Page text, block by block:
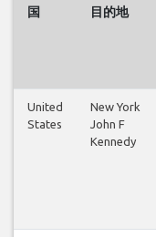
国 目的地
United
States
New York
John F
Kennedy